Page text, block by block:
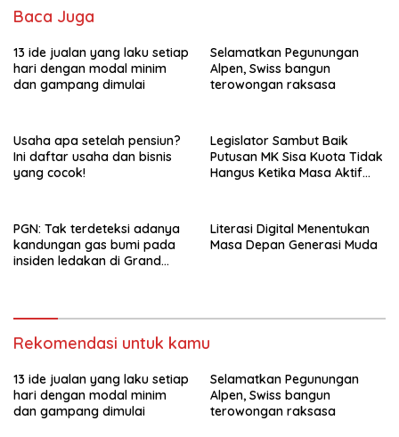
Baca Juga
13 ide jualan yang laku setiap
hari dengan modal minim
dan gampang dimulai
Selamatkan Pegunungan
Alpen, Swiss bangun
terowongan raksasa
Usaha apa setelah pensiun?
Ini daftar usaha dan bisnis
yang cocok!
Legislator Sambut Baik
Putusan MK Sisa Kuota Tidak
Hangus Ketika Masa Aktif
PGN: Tak terdeteksi adanya
kandungan gas bumi pada
insiden ledakan di Grand
Literasi Digital Menentukan
Masa Depan Generasi Muda
Rekomendasi untuk kamu
13 ide jualan yang laku setiap
hari dengan modal minim
dan gampang dimulai
Selamatkan Pegunungan
Alpen, Swiss bangun
terowongan raksasa